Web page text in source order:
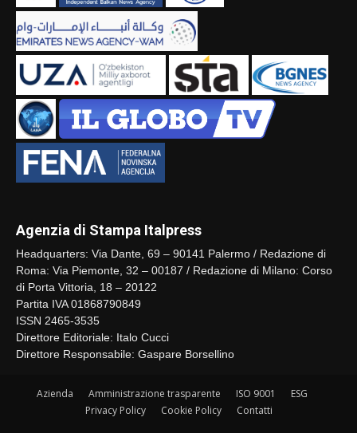
Agenzia di Stampa Italpress
Headquarters: Via Dante, 69 – 90141 Palermo / Redazione di
Roma: Via Piemonte, 32 – 00187 / Redazione di Milano: Corso
di Porta Vittoria, 18 – 20122
Partita IVA 01868790849
ISSN 2465-3535
Direttore Editoriale: Italo Cucci
Direttore Responsabile: Gaspare Borsellino
Azienda Amministrazione trasparente ISO 9001
ESG
Privacy Policy
Cookie Policy Contatti